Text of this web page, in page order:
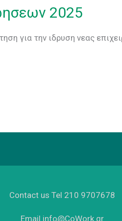
2025
για την ιδρυση νεας
Contact us Tel 210 9707678
Email info@CoWork.gr